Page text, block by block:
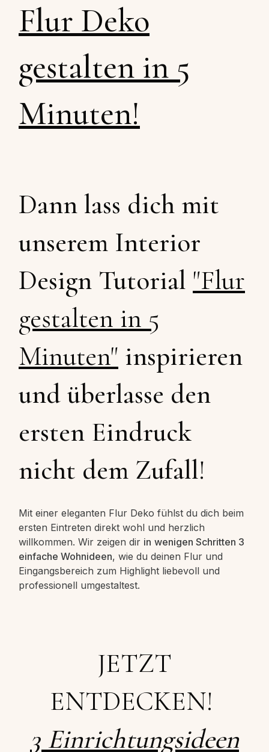
Flur Deko
gestalten in 5
Minuten!
Dann lass dich mit
unserem Interior
Design Tutorial "Flur
gestalten in 5
Minuten" inspirieren
und überlasse den
ersten Eindruck
nicht dem Zufall!
Mit einer eleganten Flur Deko fühlst du dich beim
ersten Eintreten direkt wohl und herzlich
willkommen. Wir zeigen dir in wenigen Schritten 3
einfache Wohnideen, wie du deinen Flur und
Eingangsbereich zum Highlight liebevoll und
professionell umgestaltest.
JETZT
ENTDECKEN!
3 Einrichtungsideen